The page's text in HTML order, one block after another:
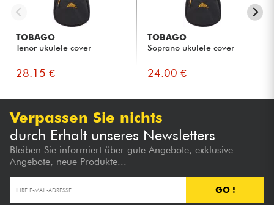
TOBAGO
Tenor ukulele cover
28.15 €
TOBAGO
Soprano ukulele cover
24.00 €
Verpassen Sie nichts
durch Erhalt unseres Newsletters
Bleiben Sie informiert über gute Angebote, exklusive
Angebote, neue Produkte...
GO !